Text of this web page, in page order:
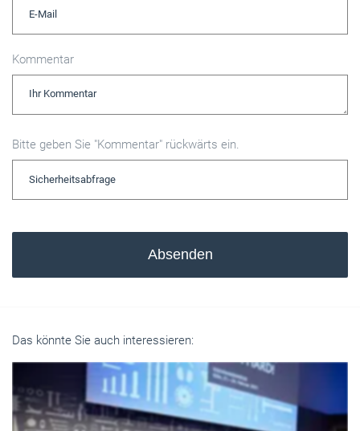
Kommentar
Bitte geben Sie "Kommentar" rückwärts ein.
Absenden
Das könnte Sie auch interessieren: